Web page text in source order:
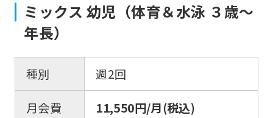
ミックス 幼児（体育＆水泳 ３歳〜
年長）
種別
週2回
月会費
11,550円/月(税込)